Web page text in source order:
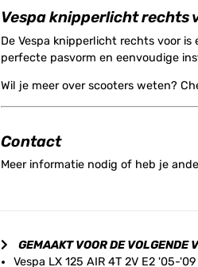
Vespa knipperlicht rechts
De Vespa knipperlicht rechts voor
perfecte pasvorm en eenvoudige
Wil je meer over scooters weten?
Contact
Meer informatie nodig of heb je
GEMAAKT VOOR DE VOLGENDE
Vespa LX 125 AIR 4T 2V E2 '05-'09